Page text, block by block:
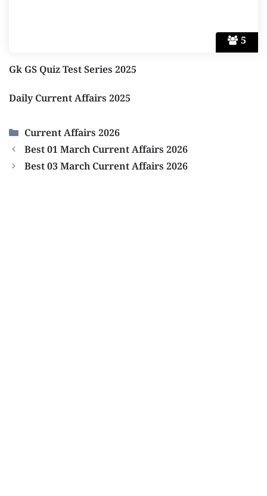
5
Gk GS Quiz Test Series 2025
Daily Current Affairs 2025
Categories
Current Affairs 2026
Best 01 March Current Affairs 2026
Best 03 March Current Affairs 2026